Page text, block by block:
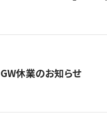
GW休業のお知らせ